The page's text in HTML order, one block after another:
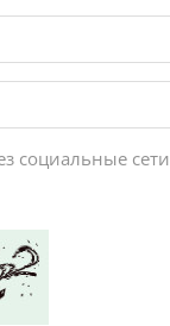
социальные сети